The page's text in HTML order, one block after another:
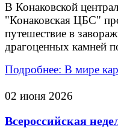
В Конаковской
"Конаковская ЦБС"
путешествие в
драгоценных камней
Подробнее: В мире
02 июня 2026
Всероссийская